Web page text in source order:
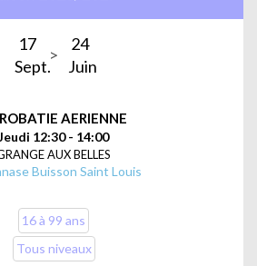
17
Sept.
24
Juin
AERIENNE
12:30 - 14:00
AUX BELLES
Buisson Saint Louis
16 à 99 ans
Tous niveaux